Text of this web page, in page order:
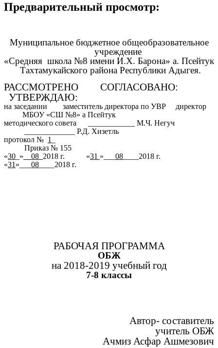
Предварительный просмотр:
Муниципальное бюджетное общеобразовательное
учреждение
«Средняя школа №8 имени И.Х. Барона» а. Псейтук
Тахтамукайского района Республики Адыгея.
РАССМОТРЕНО СОГЛАСОВАНО:
УТВЕРЖДАЮ:
на заседании заместитель директора по УВР директор
МБОУ «СШ №8» а Псейтук
методического совета ____________ М.Ч. Негуч
_____________ Р.Д. Хизетль
протокол № 1
Приказ № 155
«30 _» 08 2018 г. «31 »___ 08 ____2018 г.
«31 »___ 08 ____2018 г.
РАБОЧАЯ ПРОГРАММА
ОБЖ
на 2018-2019 учебный год
7-8 классы
Автор- составитель
учитель ОБЖ
Ачмиз Асфар Ашмезович